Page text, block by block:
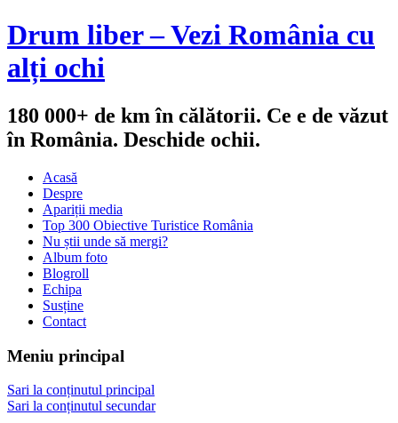
Drum liber – Vezi România cu
alți ochi
180 000+ de km în călătorii. Ce e de văzut
în România. Deschide ochii.
Acasă
Despre
Apariții media
Top 300 Obiective Turistice România
Nu știi unde să mergi?
Album foto
Blogroll
Echipa
Susține
Contact
Meniu principal
Sari la conținutul principal
Sari la conținutul secundar